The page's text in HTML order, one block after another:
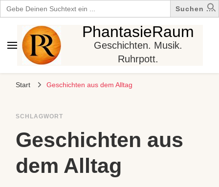
Search
for:
PhantasieRaum
Geschichten. Musik.
Ruhrpott.
Start Geschichten aus dem Alltag
SCHLAGWORT
Geschichten aus
dem Alltag